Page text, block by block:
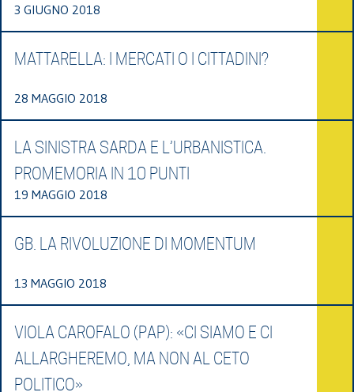
3 GIUGNO 2018
MATTARELLA: I MERCATI O I CITTADINI?
28 MAGGIO 2018
LA SINISTRA SARDA E L’URBANISTICA.
PROMEMORIA IN 10 PUNTI
19 MAGGIO 2018
GB. LA RIVOLUZIONE DI MOMENTUM
13 MAGGIO 2018
VIOLA CAROFALO (PAP): «CI SIAMO E CI
ALLARGHEREMO, MA NON AL CETO
POLITICO»